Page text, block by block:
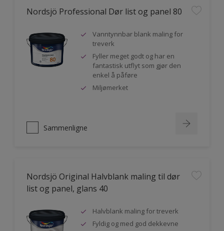
Nordsjö Professional Dør list og panel 80
Vanntynnbar blank maling for
treverk
Fyller meget godt og har en
fantastisk utflyt som gjør den
enkel å påføre
Miljømerket
Sammenligne
Nordsjö Original Halvblank maling til dør
list og panel, glans 40
Halvblank maling for treverk
Fyldig og med god dekkevne